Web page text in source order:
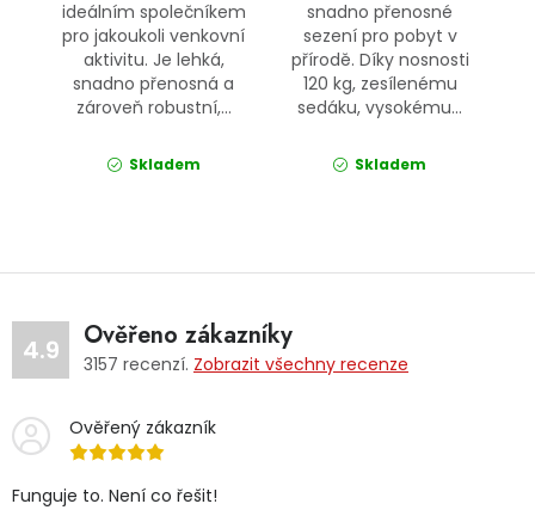
ideálním společníkem
pro jakoukoli venkovní
aktivitu. Je lehká,
snadno přenosná a
zároveň robustní,...
Skladem
snadno přenosné
sezení pro pobyt v
přírodě. Díky nosnosti
120 kg, zesílenému
sedáku, vysokému...
Skladem
4.9 Ověřeno zákazníky
3157 recenzí. Zobrazit všechny recenze
Ověřený zákazník
Funguje to. Není co řešit!